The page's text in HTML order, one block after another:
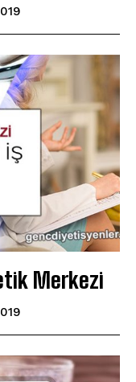
Merkezi